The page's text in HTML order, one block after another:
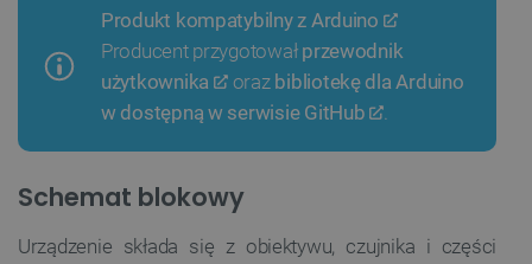
Produkt kompatybilny z Arduino
Producent przygotował przewodnik
użytkownika
oraz bibliotekę dla Arduino
w dostępną w serwisie GitHub
.
Schemat blokowy
Urządzenie składa się z obiektywu, czujnika i części